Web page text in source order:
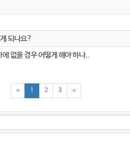
되나요?
없을 경우 어떻게 해야 하나..
« 1 2 3 »